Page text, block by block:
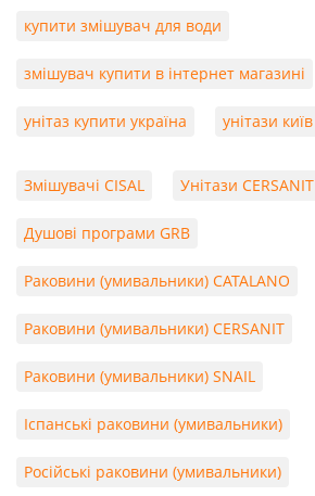
купити змішувач для води
змішувач купити в інтернет магазині
унітаз купити україна унітази київ
Змішувачі CISAL Унітази CERSANIT
Душові програми GRB
Раковини (умивальники) CATALANO
Раковини (умивальники) CERSANIT
Раковини (умивальники) SNAIL
Іспанські раковини (умивальники)
Російські раковини (умивальники)